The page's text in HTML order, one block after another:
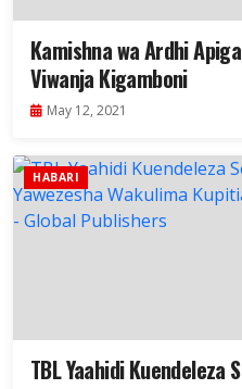
Kamishna wa Ardhi
Viwanja Kigamboni
May 12, 2021
HABARI
TBL Yaahidi Kuendeleza